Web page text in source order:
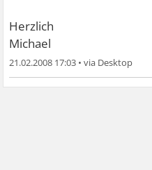
Herzlich
Michael
21.02.2008 17:03 •